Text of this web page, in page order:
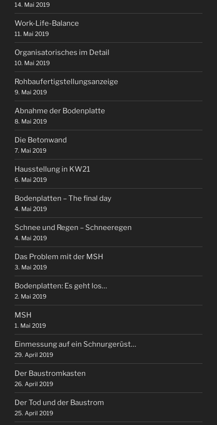
14. Mai 2019
Work-Life-Balance
11. Mai 2019
Organisatorisches im Detail
10. Mai 2019
Rohbaufertigstellungsanzeige
9. Mai 2019
Abnahme der Bodenplatte
8. Mai 2019
Die Betonwand
7. Mai 2019
Hausstellung in KW21
6. Mai 2019
Bodenplatten – The final day
4. Mai 2019
Schnee und Regen – Schneeregen
4. Mai 2019
Das Problem mit der MSH
3. Mai 2019
Bodenplatten: Es geht los…
2. Mai 2019
MSH
1. Mai 2019
Einmessung auf ein Schnurgerüst…
29. April 2019
Der Baustromkasten
26. April 2019
Der Tod und der Baustrom
25. April 2019